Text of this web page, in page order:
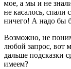
мое, а мы и не
не касалось,
ничего! А надо бы
Возможно, не
любой запрос, вот
дальше подсказки
имеем?